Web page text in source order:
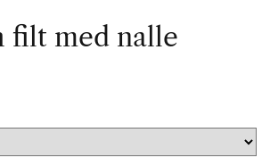
filt med nalle